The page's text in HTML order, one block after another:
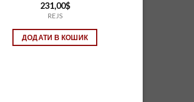
231,00$
REJS
ДОДАТИ В КОШИК